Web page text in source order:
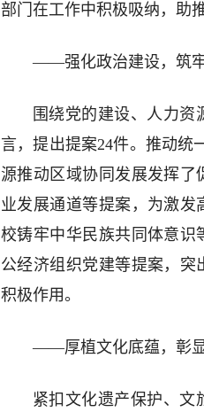
部门在工作中积极吸纳，助
——强化政治建设，筑牢
围绕党的建设、人力资
言，提出提案24件。推动统
源推动区域协同发展发挥了
业发展通道等提案，为激发
校铸牢中华民族共同体意识
公经济组织党建等提案，
积极作用。
——厚植文化底蕴，彰显
紧扣文化遗产保护、文